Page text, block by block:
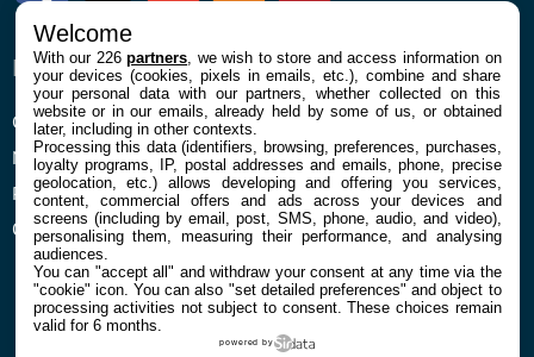
ENTREPRISE
Confidentialité et Cookies
Mentions légales et CGU
Préférences Cookies
Qui sommes nous
À PROPOS
Contact
Welcome
With our 226partners , we wish to store and access information on
your devices (cookies, pixels in emails, etc.), combine and share
your personal data with our partners, whether collected on this
website or in our emails, already held by some of us, or obtained
later, including in other contexts.
Processing this data (identifiers, browsing, preferences, purchases,
loyalty programs, IP, postal addresses and emails, phone, precise
geolocation, etc.) allows developing and offering you services,
content, commercial offers and ads across your devices and
screens (including by email, post, SMS, phone, audio, and video),
personalising them, measuring their performance, and analysing
audiences.
You can "accept all" and withdraw your consent at any time via the
"cookie" icon. You can also "set detailed preferences" and object to
processing activities not subject to consent. These choices remain
valid for 6 months.
powered by